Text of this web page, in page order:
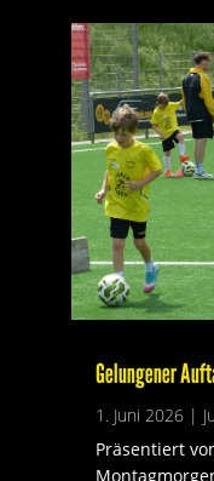
Gelungener
1. Juni 2026|
Präsentiert